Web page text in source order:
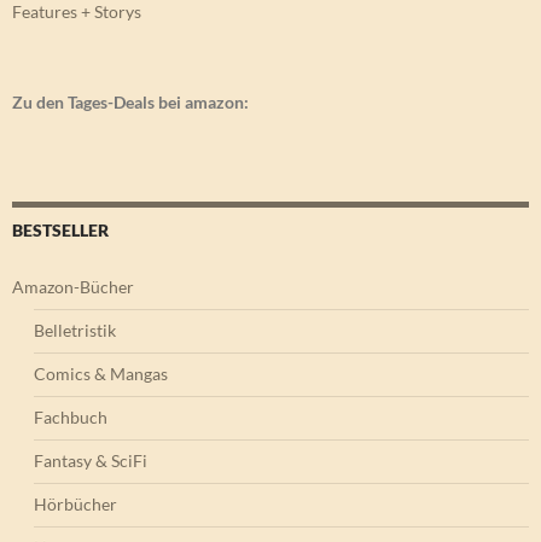
Features + Storys
Zu den Tages-Deals bei amazon:
BESTSELLER
Amazon-Bücher
Belletristik
Comics & Mangas
Fachbuch
Fantasy & SciFi
Hörbücher